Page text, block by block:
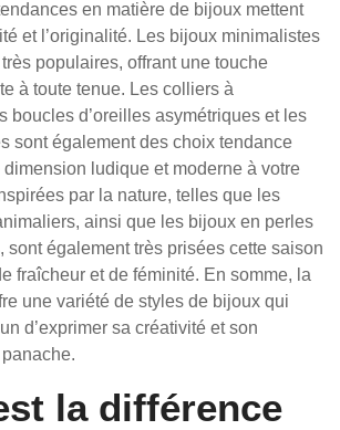
en matière de bijoux mettent
et l’originalité. Les bijoux minimalistes
populaires, offrant une touche
à toute tenue. Les colliers à
boucles d’oreilles asymétriques et les
sont également des choix tendance
ludique et moderne à votre
par la nature, telles que les
ainsi que les bijoux en perles
sont également très prisées cette saison
fraîcheur et de féminité. En somme, la
une variété de styles de bijoux qui
d’exprimer sa créativité et son
la différence